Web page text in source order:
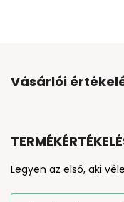
Vásárlói
Legyen az első, aki